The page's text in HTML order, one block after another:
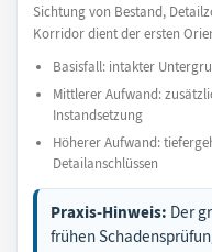
Sichtung von Bestand,
Korridor dient der ersten
Basisfall: intakter
Mittlerer Aufwand:
Instandsetzung
Höherer Aufwand:
Detailanschlüssen
Praxis-Hinweis: Der
frühen